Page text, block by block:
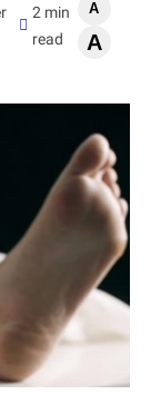
2 min
read
A
A